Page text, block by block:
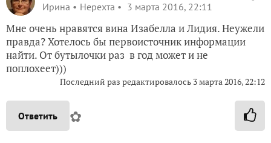
Ирина
Нерехта 3 марта 2016, 22:11
Мне очень нравятся вина Изабелла и Лидия. Неужели
правда? Хотелось бы первоисточник информации
найти. От бутылочки раз в год может и не
поплохеет)))
Последний раз редактировалось 3 марта 2016, 22:12
Ответить ✿